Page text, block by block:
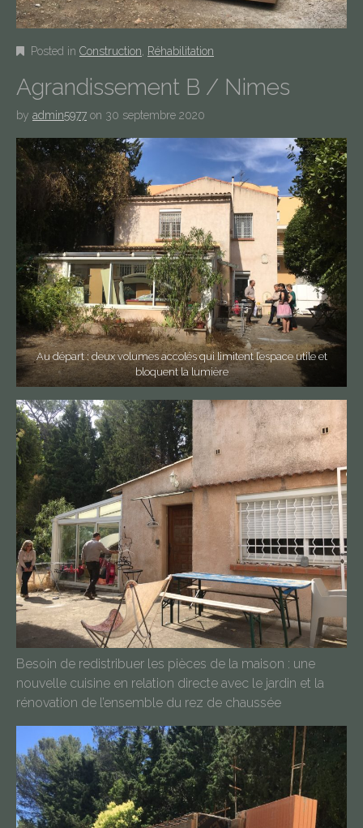
Posted in Construction, Réhabilitation
Agrandissement B / Nimes
by admin5977 on 30 septembre 2020
Au départ : deux volumes accolés qui limitent l’espace utile et
bloquent la lumière
Besoin de redistribuer les pièces de la maison : une
nouvelle cuisine en relation directe avec le jardin et la
rénovation de l’ensemble du rez de chaussée